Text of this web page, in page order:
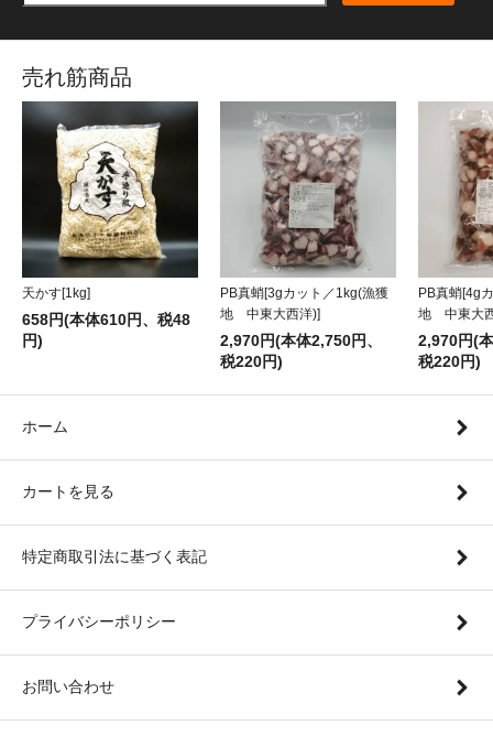
売れ筋商品
天かす[1kg]
658円(本体610円、税48
円)
PB真蛸[3gカット／1kg(漁獲
地 中東大西洋)]
2,970円(本体2,750円、
税220円)
PB真蛸[4g
地 中東大
2,970円(
税220円)
ホーム
カートを見る
特定商取引法に基づく表記
プライバシーポリシー
お問い合わせ